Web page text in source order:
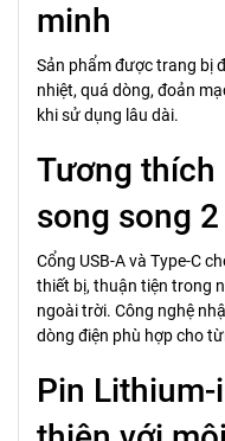
minh
Sản phẩm được trang bị
nhiệt, quá dòng, đoản
khi sử dụng lâu dài.
Tương thích
song song
Cổng USB-A và Type-C
thiết bị, thuận tiện trong
ngoài trời. Công nghệ
dòng điện phù hợp cho
Pin